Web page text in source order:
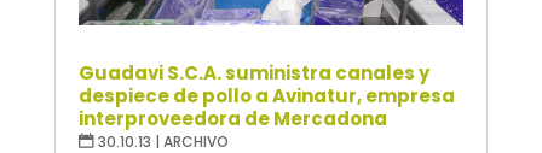
Guadavi S.C.A. suministra canales y
despiece de pollo a Avinatur, empresa
interproveedora de Mercadona
30.10.13 | ARCHIVO